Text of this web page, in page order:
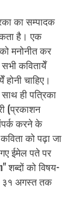
का सम्पादक
है। एक
मनोनीत कर
कवितायेँ
चाहिए।
ही पत्रिका
(प्रकाशन
करने के
को पढ़ा जा
ईमेल पते पर
शब्दों को विषय-
३१ अगस्त तक